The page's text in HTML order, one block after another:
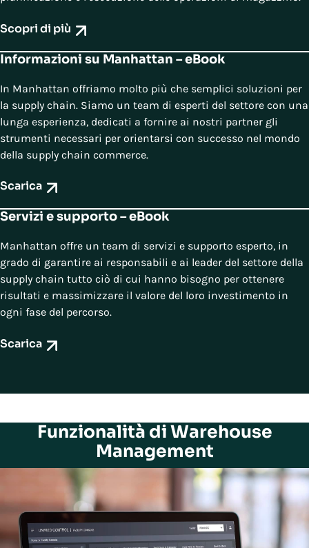
Scopri di più
Informazioni su Manhattan – eBook
In Manhattan offriamo molto più che semplici soluzioni per
la supply chain. Siamo un team di esperti del settore con una
lunga esperienza, dedicati a fornire ai nostri partner gli
strumenti necessari per orientarsi con successo nel mondo
della supply chain commerce.
Scarica
Servizi e supporto – eBook
Manhattan offre un team di servizi e supporto esperto, in
grado di garantire ai responsabili e ai leader del settore della
supply chain tutto ciò di cui hanno bisogno per ottenere
risultati e massimizzare il valore del loro investimento in
ogni fase del percorso.
Scarica
Funzionalità di Warehouse
Management